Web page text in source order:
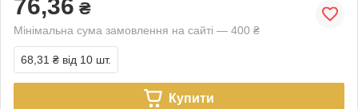
76,36 ₴
Мінімальна сума замовлення на сайті — 400 ₴
68,31 ₴ від 10 шт.
Купити